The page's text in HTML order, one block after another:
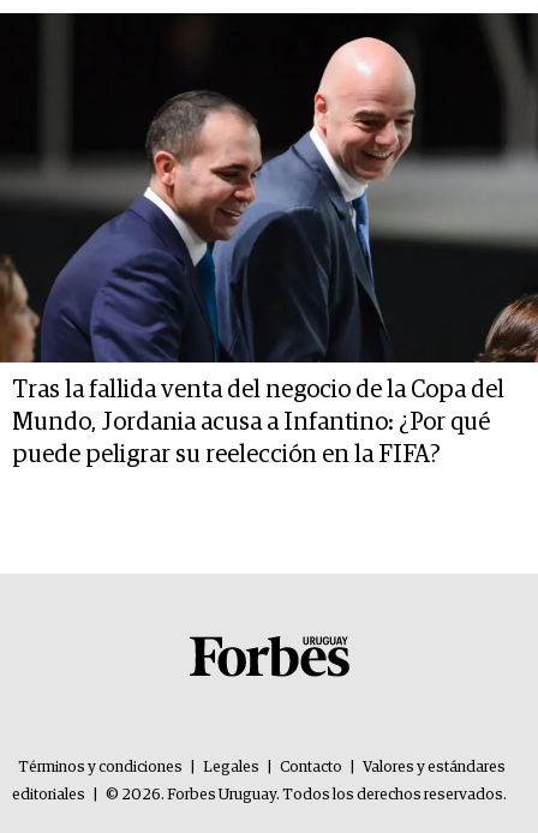
Tras la fallida venta del negocio de la Copa del
Mundo, Jordania acusa a Infantino: ¿Por qué
puede peligrar su reelección en la FIFA?
Términos y condiciones Legales Contacto
Valores y estándares
editoriales
© 2026. Forbes Uruguay. Todos los derechos reservados.